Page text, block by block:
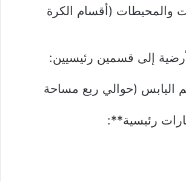
والمحيطات (أقسام الكرة
إلى قسمين رئيسيين:
اليابس (حوالي ربع مساحة
رئيسية**: